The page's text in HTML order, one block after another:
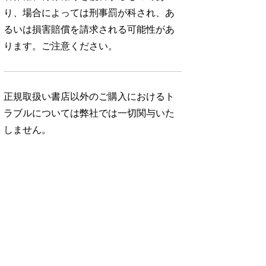
り、場合によっては刑事罰が科され、あ
るいは損害賠償を請求される可能性があ
ります。ご注意ください。
正規取扱い書店以外のご購入におけるト
ラブルについては弊社では一切関与いた
しません。